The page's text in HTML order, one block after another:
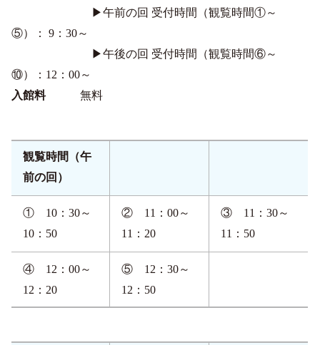
▶午前の回 受付時間（観覧時間①～
⑤）： 9：30～
▶午後の回 受付時間（観覧時間⑥～
⑩）：12：00～
入館料無料
観覧時間（午
前の回）
① 10：30～
10：50
② 11：00～
11：20
③ 11：30～
11：50
④ 12：00～
12：20
⑤ 12：30～
12：50